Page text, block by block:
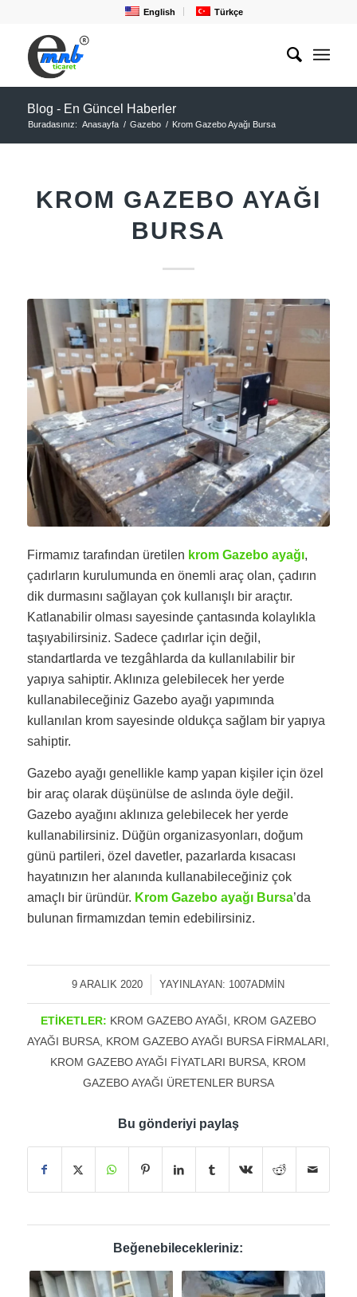
English Türkçe
Blog - En Güncel Haberler
Buradasınız: Anasayfa / Gazebo / Krom Gazebo Ayağı Bursa
KROM GAZEBO AYAĞI
BURSA
Firmamız tarafından üretilen krom Gazebo ayağı,
çadırların kurulumunda en önemli araç olan, çadırın
dik durmasını sağlayan çok kullanışlı bir araçtır.
Katlanabilir olması sayesinde çantasında kolaylıkla
taşıyabilirsiniz. Sadece çadırlar için değil,
standartlarda ve tezgâhlarda da kullanılabilir bir
yapıya sahiptir. Aklınıza gelebilecek her yerde
kullanabileceğiniz Gazebo ayağı yapımında
kullanılan krom sayesinde oldukça sağlam bir yapıya
sahiptir.
Gazebo ayağı genellikle kamp yapan kişiler için özel
bir araç olarak düşünülse de aslında öyle değil.
Gazebo ayağını aklınıza gelebilecek her yerde
kullanabilirsiniz. Düğün organizasyonları, doğum
günü partileri, özel davetler, pazarlarda kısacası
hayatınızın her alanında kullanabileceğiniz çok
amaçlı bir üründür. Krom Gazebo ayağı Bursa’da
bulunan firmamızdan temin edebilirsiniz.
9 ARALIK 2020
/ YAYINLAYAN: 1007ADMIN
ETIKETLER: KROM GAZEBO AYAĞI, KROM GAZEBO
AYAĞI BURSA, KROM GAZEBO AYAĞI BURSA FIRMALARI,
KROM GAZEBO AYAĞI FIYATLARI BURSA, KROM
GAZEBO AYAĞI ÜRETENLER BURSA
Bu gönderiyi paylaş
Beğenebilecekleriniz: